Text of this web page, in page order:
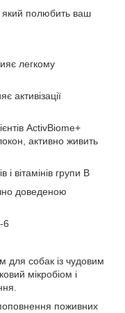
який полюбить ваш
легкому
активізації
ActivBiome+
активно живить
і вітамінів групи B
доведеною
6
для собак із чудовим
мікробіом і
поживних